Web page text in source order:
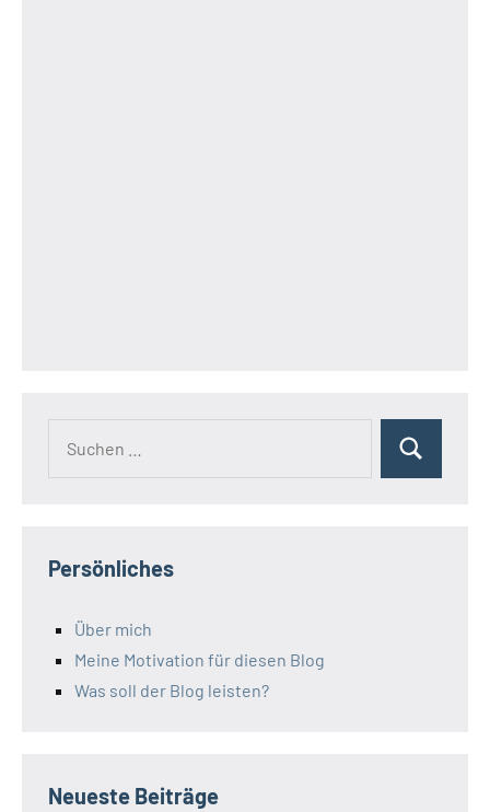
Suchen
Persönliches
Über mich
Meine Motivation für diesen Blog
Was soll der Blog leisten?
Neueste Beiträge